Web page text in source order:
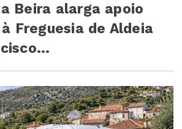
Beira alarga apoio
Freguesia de Aldeia